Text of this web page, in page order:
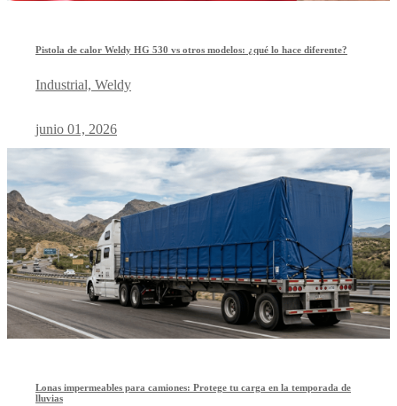
Pistola de calor Weldy HG 530 vs otros modelos: ¿qué lo hace diferente?
Industrial, Weldy
junio 01, 2026
Lonas impermeables para camiones: Protege tu carga en la temporada de
lluvias